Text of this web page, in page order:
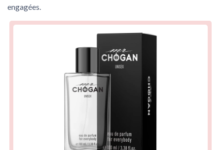
engagées.